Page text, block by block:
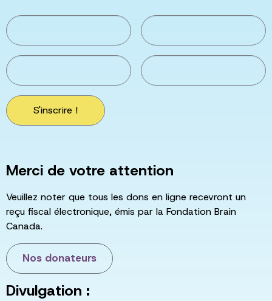
S'inscrire !
Merci de votre attention
Veuillez noter que tous les dons en ligne recevront un
reçu fiscal électronique, émis par la Fondation Brain
Canada.
Nos donateurs
Divulgation :